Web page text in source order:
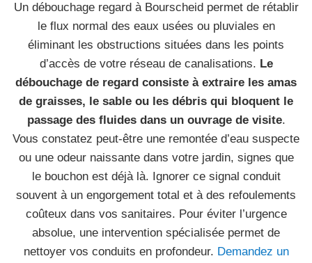
Un débouchage regard à Bourscheid permet de rétablir
le flux normal des eaux usées ou pluviales en
éliminant les obstructions situées dans les points
d’accès de votre réseau de canalisations. Le
débouchage de regard consiste à extraire les amas
de graisses, le sable ou les débris qui bloquent le
passage des fluides dans un ouvrage de visite.
Vous constatez peut-être une remontée d’eau suspecte
ou une odeur naissante dans votre jardin, signes que
le bouchon est déjà là. Ignorer ce signal conduit
souvent à un engorgement total et à des refoulements
coûteux dans vos sanitaires. Pour éviter l’urgence
absolue, une intervention spécialisée permet de
nettoyer vos conduits en profondeur. Demandez un